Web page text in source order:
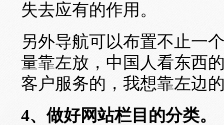
失去应有的作用。
另外导航可以布置不止一
量靠左放，中国人看东西
客户服务的，我想靠左边
4、做好网站栏目的分类。